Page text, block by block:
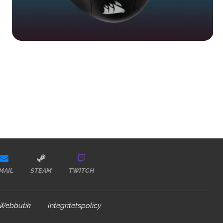
STEAM TWITCH
Integritetspolicy